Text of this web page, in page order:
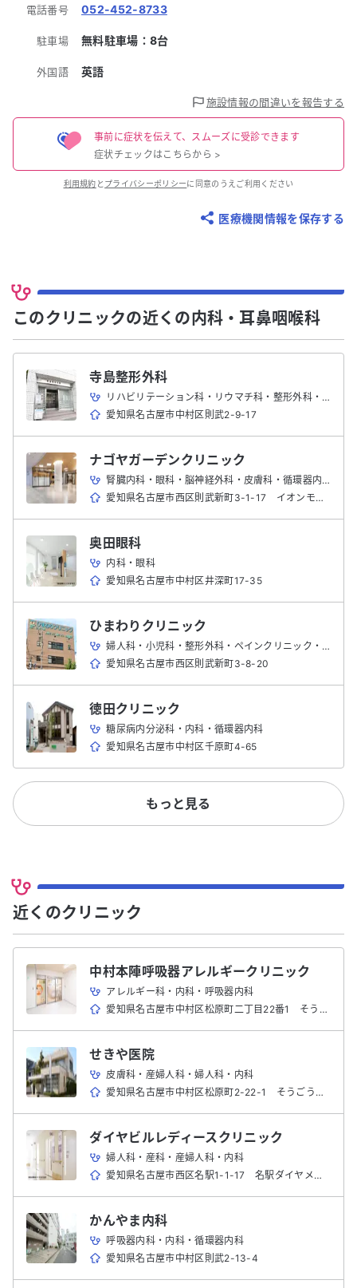
電話番号 052-452-8733
駐車場 無料駐車場： 8台
外国語 英語
施設情報の間違いを報告する
事前に症状を伝えて、スムーズに受診できます
症状チェックはこちらから >
利用規約 と プライバシーポリシーに同意のうえご利用ください
医療機関情報を保存する
このクリニックの近くの内科・耳鼻咽喉科
寺島整形外科
リハビリテーション科・リウマチ科・整形外科・内科
愛知県名古屋市中村区則武2-9-17
ナゴヤガーデンクリニック
腎臓内科・眼科・脳神経外科・皮膚科・循環器内科・消化器内科・糖尿病内分泌科・呼吸器内科・耳鼻咽喉科・内科・脳神経内科・婦人科・外科・形成外科・心療内科・小児科・リハビリテーション科・泌尿器科・整形外科
愛知県名古屋市西区則武新町3-1-17 イオンモール名古屋ノリタケガーデン3F
奥田眼科
内科・眼科
愛知県名古屋市中村区井深町17-35
ひまわりクリニック
婦人科・小児科・整形外科・ペインクリニック・循環器内科・リハビリテーション科・麻酔科・内科・消化器内科
愛知県名古屋市西区則武新町3-8-20
徳田クリニック
糖尿病内分泌科・内科・循環器内科
愛知県名古屋市中村区千原町4-65
もっと見る
近くのクリニック
中村本陣呼吸器アレルギークリニック
アレルギー科・内科・呼吸器内科
愛知県名古屋市中村区松原町二丁目22番1 そうごうメディカルモール+care本陣2階
せきや医院
皮膚科・産婦人科・婦人科・内科
愛知県名古屋市中村区松原町2-22-1 そうごうメディカルモール+care本陣3F
ダイヤビルレディースクリニック
婦人科・産科・産婦人科・内科
愛知県名古屋市西区名駅1-1-17 名駅ダイヤメイテツビル2F
かんやま内科
呼吸器内科・内科・循環器内科
愛知県名古屋市中村区則武2-13-4